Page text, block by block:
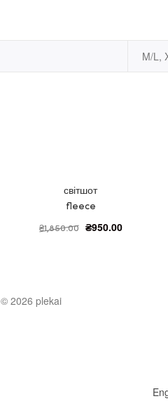
M/L,
світшот
fleece
молоко
₴1,850.00 ₴950.00
© 2026 plekai